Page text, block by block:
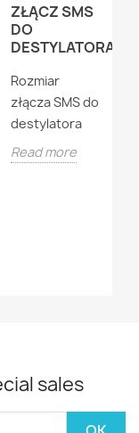
ZŁĄCZ SMS
DO
DESTYLATORA
Rozmiar
złącza SMS do
destylatora
Read more
sales